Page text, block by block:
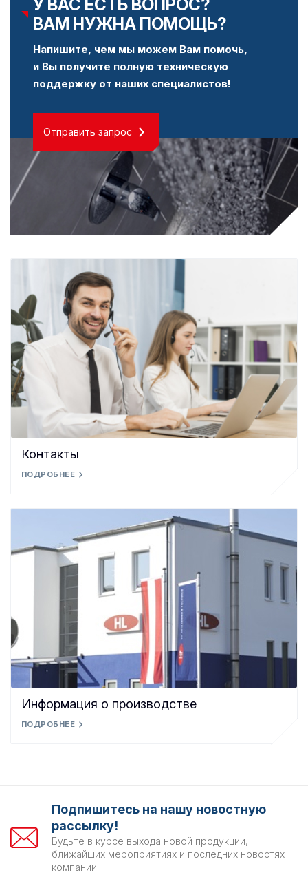
У ВАС ЕСТЬ ВОПРОС?
ВАМ НУЖНА ПОМОЩЬ?
Напишите, чем мы можем Вам помочь,
и Вы получите полную техническую
поддержку от наших специалистов!
Отправить запрос
Контакты
ПОДРОБНЕЕ
Информация о производстве
ПОДРОБНЕЕ
Подпишитесь на нашу новостную
рассылку!
Будьте в курсе выхода новой продукции,
ближайших мероприятиях и последних новостях
компании!